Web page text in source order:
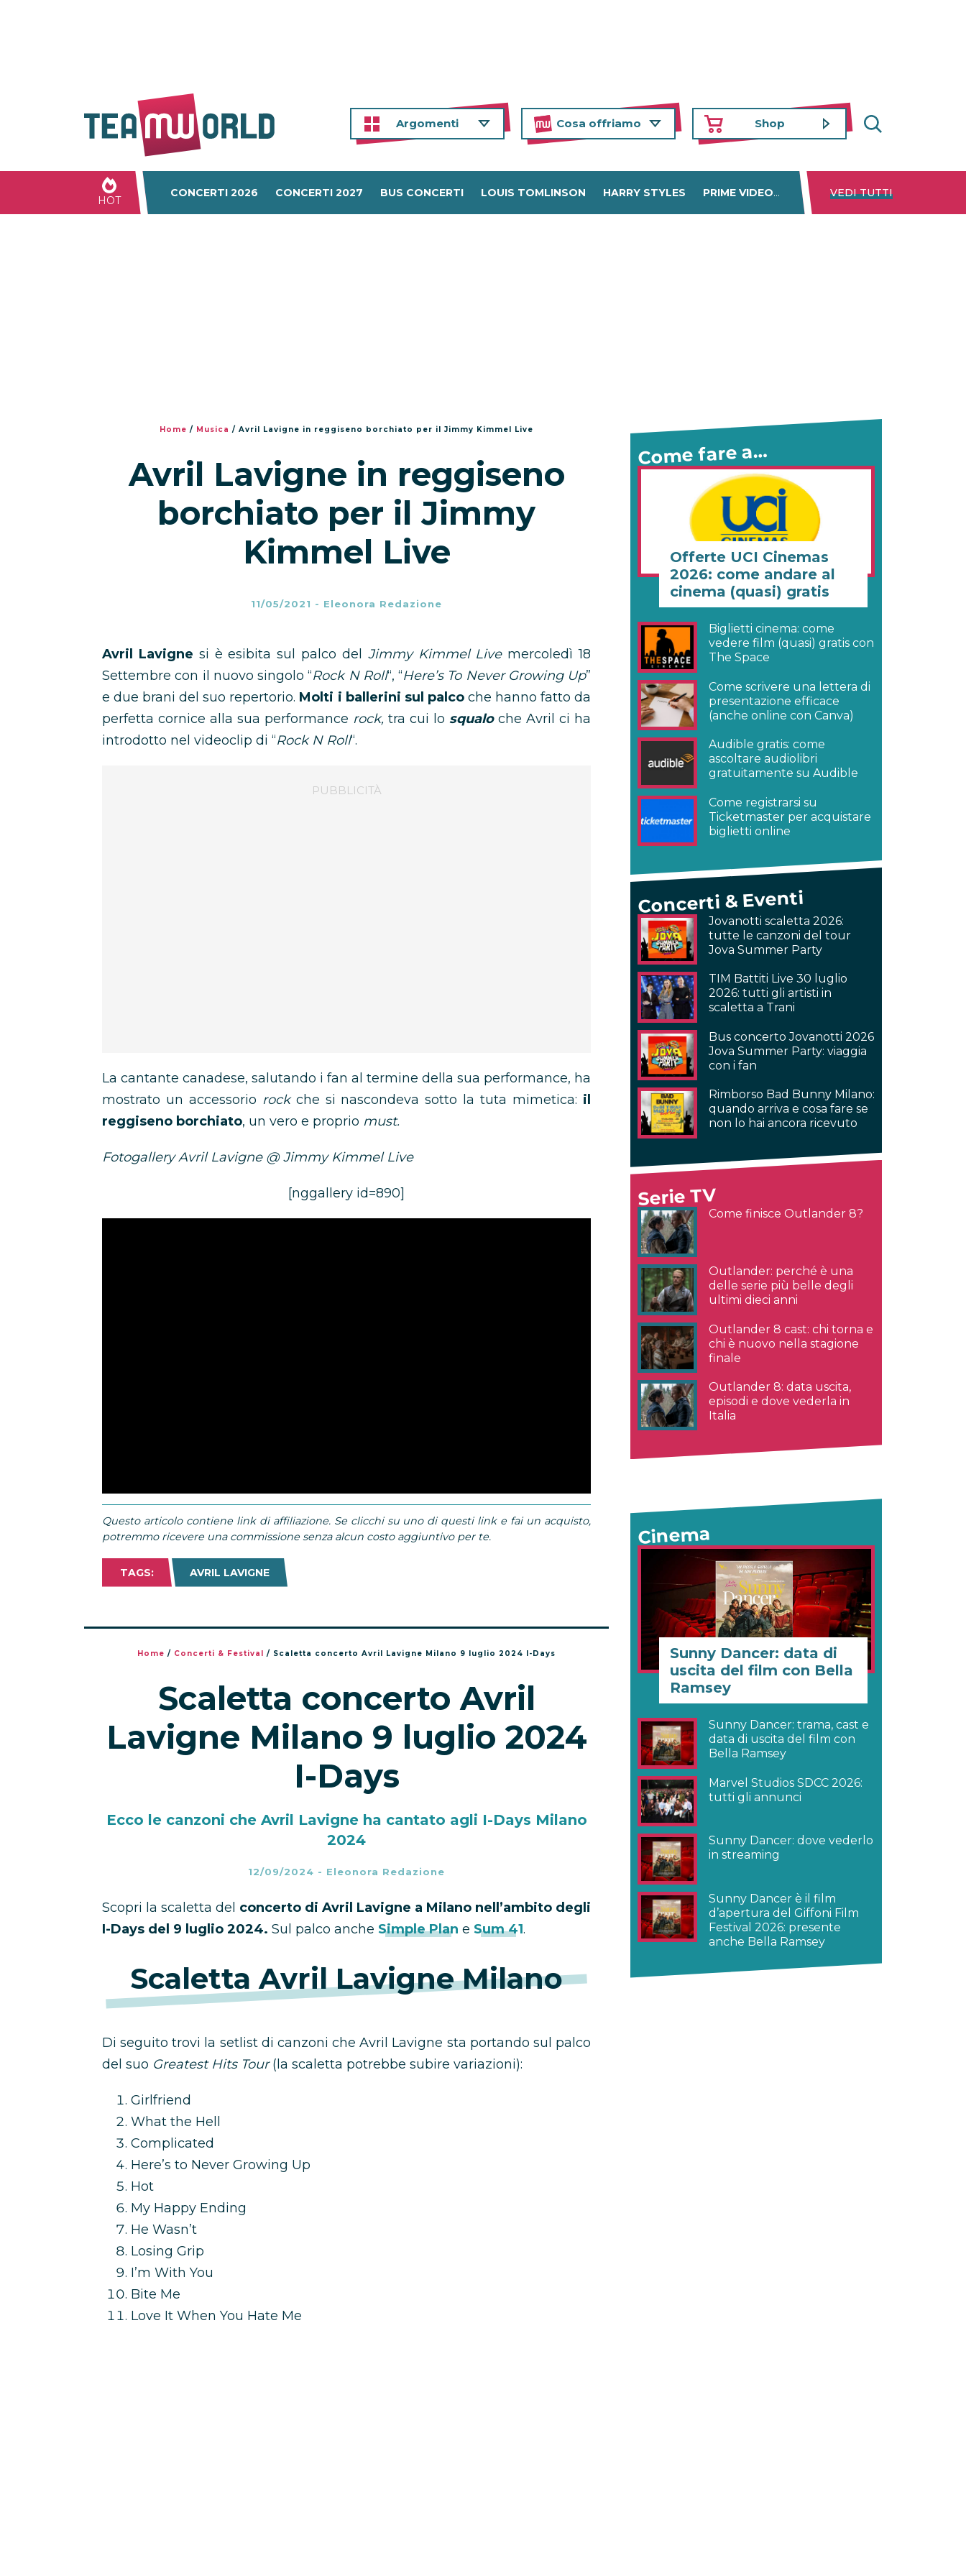
Argomenti Cosa offriamo Shop
HOT
CONCERTI 2026 CONCERTI 2027 BUS CONCERTI LOUIS TOMLINSON HARRY STYLES PRIME VIDEO DISNEY+ NETFLIX
VEDI TUTTI
Home / Musica / Avril Lavigne in reggiseno borchiato per il Jimmy Kimmel Live
Avril Lavigne in reggiseno
borchiato per il Jimmy
Kimmel Live
11/05/2021 - Eleonora Redazione
Avril Lavigne si è esibita sul palco del Jimmy Kimmel Livemercoledì 18
Settembre con il nuovo singolo “Rock N Roll“, “Here’s To Never Growing Up”
e due brani del suo repertorio. Molti i ballerini sul palcoche hanno fatto da
perfetta cornice alla sua performance rock, tra cui lo squalo che Avril ci ha
introdotto nel videoclip di “Rock N Roll“.
La cantante canadese, salutando i fan al termine della sua performance, ha
mostrato un accessorio rockche si nascondeva sotto la tuta mimetica: il
reggiseno borchiato, un vero e proprio must.
Fotogallery Avril Lavigne @ Jimmy Kimmel Live
[nggallery id=890]
Questo articolo contiene link di affiliazione. Se clicchi su uno di questi link e fai un acquisto,
potremmo ricevere una commissione senza alcun costo aggiuntivo per te.
TAGS: AVRIL LAVIGNE
Home / Concerti & Festival / Scaletta concerto Avril Lavigne Milano 9 luglio 2024 I-Days
Scaletta concerto Avril
Lavigne Milano 9 luglio 2024
I-Days
Ecco le canzoni che Avril Lavigne ha cantato agli I-Days Milano
2024
12/09/2024 - Eleonora Redazione
Scopri la scaletta del concerto di Avril Lavigne a Milano nell’ambito degli
I-Days del 9 luglio 2024. Sul palco anche Simple Plan e Sum 41.
Scaletta Avril Lavigne Milano
Di seguito trovi la setlist di canzoni che Avril Lavigne sta portando sul palco
del suo Greatest Hits Tour(la scaletta potrebbe subire variazioni):
Girlfriend
What the Hell
Complicated
Here’s to Never Growing Up
Hot
My Happy Ending
He Wasn’t
Losing Grip
I’m With You
Bite Me
Love It When You Hate Me
Come fare a…
Offerte UCI Cinemas
2026: come andare al
cinema (quasi) gratis
Biglietti cinema: come
vedere film (quasi) gratis con
The Space
Come scrivere una lettera di
presentazione efficace
(anche online con Canva)
Audible gratis: come
ascoltare audiolibri
gratuitamente su Audible
Come registrarsi su
Ticketmaster per acquistare
biglietti online
Concerti & Eventi
Jovanotti scaletta 2026:
tutte le canzoni del tour
Jova Summer Party
TIM Battiti Live 30 luglio
2026: tutti gli artisti in
scaletta a Trani
Bus concerto Jovanotti 2026
Jova Summer Party: viaggia
con i fan
Rimborso Bad Bunny Milano:
quando arriva e cosa fare se
non lo hai ancora ricevuto
Serie TV
Come finisce Outlander 8?
Outlander: perché è una
delle serie più belle degli
ultimi dieci anni
Outlander 8 cast: chi torna e
chi è nuovo nella stagione
finale
Outlander 8: data uscita,
episodi e dove vederla in
Italia
Cinema
Sunny Dancer: data di
uscita del film con Bella
Ramsey
Sunny Dancer: trama, cast e
data di uscita del film con
Bella Ramsey
Marvel Studios SDCC 2026:
tutti gli annunci
Sunny Dancer: dove vederlo
in streaming
Sunny Dancer è il film
d’apertura del Giffoni Film
Festival 2026: presente
anche Bella Ramsey